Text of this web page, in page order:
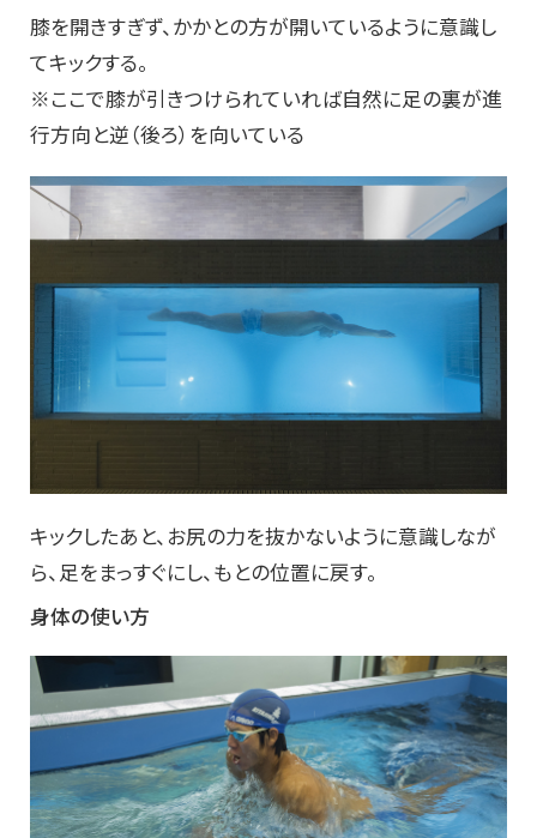
膝を開きすぎず、かかとの方が開いているように意識し
てキックする。
※ここで膝が引きつけられていれば自然に足の裏が進
行方向と逆（後ろ）を向いている
キックしたあと、お尻の力を抜かないように意識しなが
ら、足をまっすぐにし、もとの位置に戻す。
身体の使い方